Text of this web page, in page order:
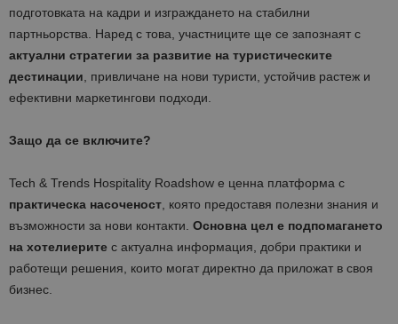
подготовката на кадри и изграждането на стабилни
партньорства. Наред с това, участниците ще се запознаят с
актуални стратегии за развитие на туристическите
дестинации, привличане на нови туристи, устойчив растеж и
ефективни маркетингови подходи.
Защо да се включите?
Tech & Trends Hospitality Roadshow е ценна платформа с
практическа насоченост, която предоставя полезни знания и
възможности за нови контакти. Основна цел е подпомагането
на хотелиерите с актуална информация, добри практики и
работещи решения, които могат директно да приложат в своя
бизнес.